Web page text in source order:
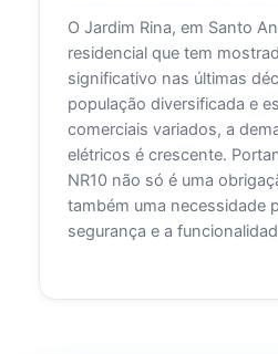
O Jardim Rina, em Santo
residencial que tem
significativo nas últimas
população diversificada e
comerciais variados, a
elétricos é crescente.
NR10 não só é uma
também uma necessidade
segurança e a